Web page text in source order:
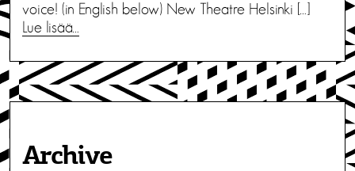
voice! (in English below) New Theatre Helsinki […]
Lue lisää…
Archive